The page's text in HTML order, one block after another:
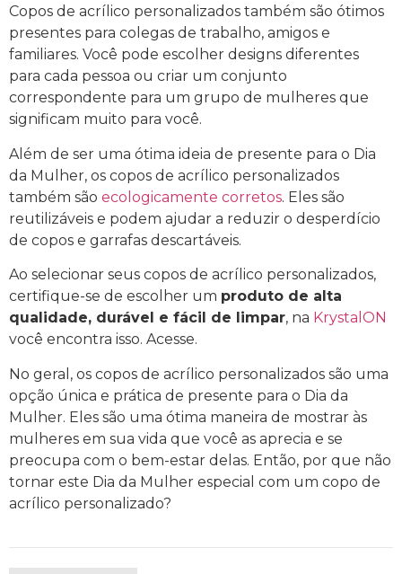
Copos de acrílico personalizados também são ótimos
presentes para colegas de trabalho, amigos e
familiares. Você pode escolher designs diferentes
para cada pessoa ou criar um conjunto
correspondente para um grupo de mulheres que
significam muito para você.
Além de ser uma ótima ideia de presente para o Dia
da Mulher, os copos de acrílico personalizados
também são ecologicamente corretos. Eles são
reutilizáveis ​​e podem ajudar a reduzir o desperdício
de copos e garrafas descartáveis.
Ao selecionar seus copos de acrílico personalizados,
certifique-se de escolher um produto de alta
qualidade, durável e fácil de limpar, na KrystalON
você encontra isso. Acesse.
No geral, os copos de acrílico personalizados são uma
opção única e prática de presente para o Dia da
Mulher. Eles são uma ótima maneira de mostrar às
mulheres em sua vida que você as aprecia e se
preocupa com o bem-estar delas. Então, por que não
tornar este Dia da Mulher especial com um copo de
acrílico personalizado?